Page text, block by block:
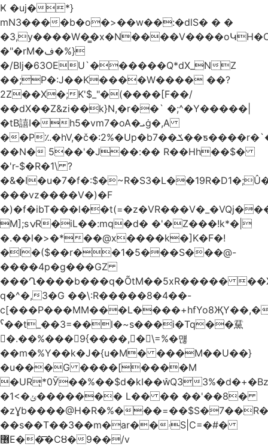
Ҝ �uj�*}
mN3����b�o�>��w��:�dlS� � �
�"�rM�ف�%}
�/BIj�63OEU`������Q*dX_NZ
��;P�:J��K����W���� ��?
2Z��X�;K'$_"�(����[F��/
��dX��Z&zi��k}N,�r��` �;^�Y�����|
�tB譆I�h5�vm7�oA�ܝġ�,A
��P؉�hV,�č�:2%�Up�bݎ��7��ƽ����r�`��bn<1g�(h�ى!
��N� 5��'�J��:�� R��Hh��$�
�'r-$�R�1\ ?
���vz����V�)�F
M];sݍR�iL��:mq�d� �'�Z���!k*�|
�.��l�>�*��@x����k�]K�F�!
�I�($��r��1�5���S���@-
����4p�g���GZ
���Ղ����b���q�ÕtM��5xR�����
q�^�,3�G ��\:R�����8�4��-
c[���P���MM���L����+hfYo8ҖY��,�
ˁ��t_��3=��l�~s���i�Tq��䵤
�.��%��� 9{����, �\=%�먢
��m�%Y��k�J�{u�M� ���M��U��}
�u���G ����[����M
�URͅ*0Ӯ��%��$d�kI��Q3
�1<�ݵ������� L�� �� ��'��8�
�zƔb����@H�R�%�
��s��T��3��m�ar��ۥS|C=�#�
޶E��͞�CȢ�9��/v